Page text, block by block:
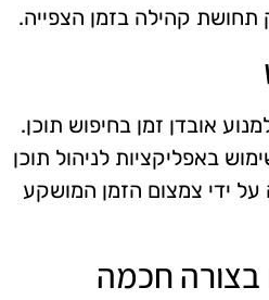
תחושת קהילה בזמן הצפייה.
אובדן זמן בחיפוש תוכן.
באפליקציות לניהול תוכן
על ידי צמצום הזמן המושקע
בצורה חכמה